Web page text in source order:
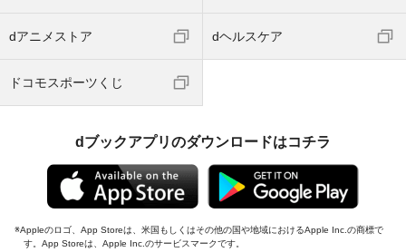
dアニメストア dヘルスケア
ドコモスポーツくじ
dブックアプリのダウンロードはコチラ
Appleのロゴ、App Storeは、米国もしくはその他の国や地域におけるApple Inc.の商標で
す。App Storeは、Apple Inc.のサービスマークです。